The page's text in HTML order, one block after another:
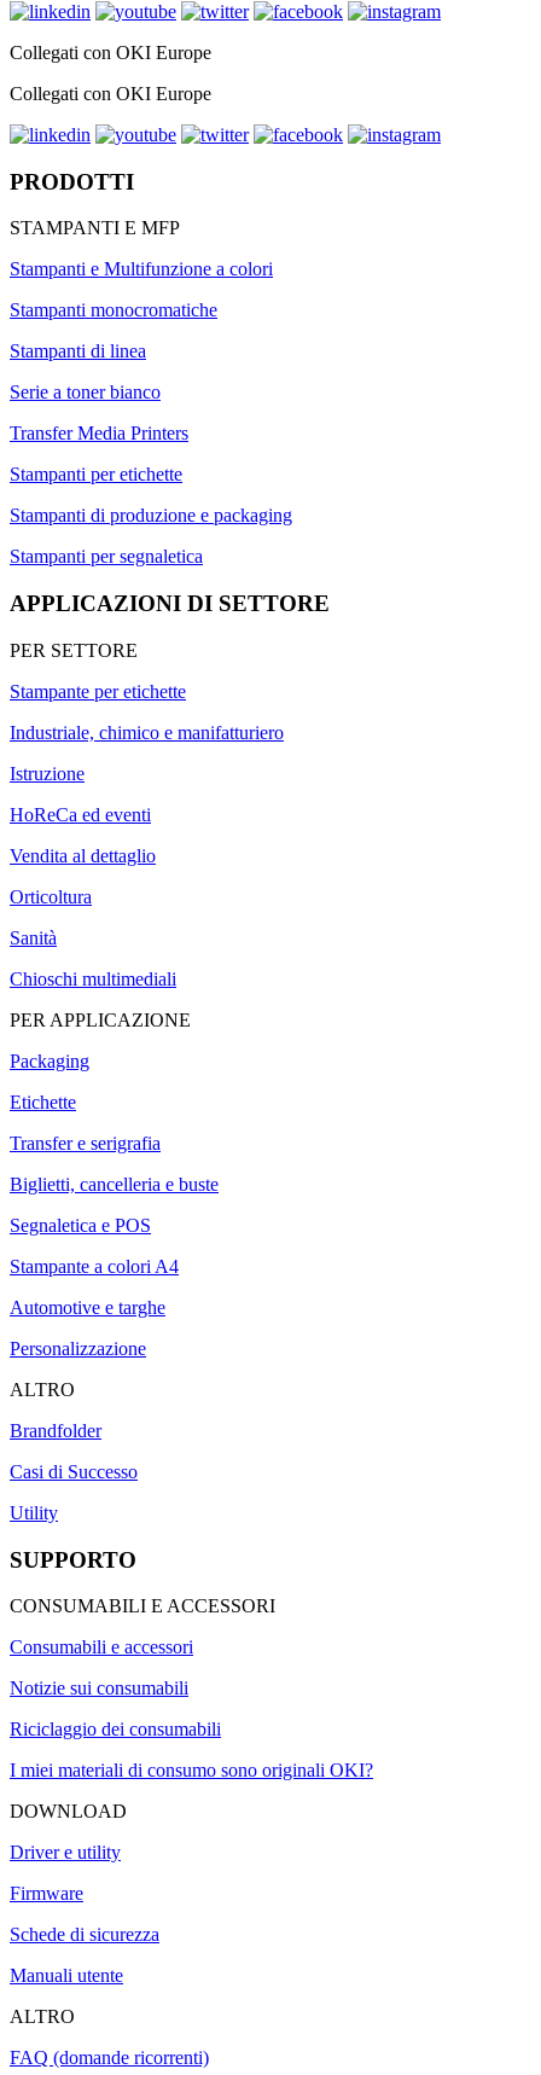
Collegati con OKI Europe
Collegati con OKI Europe
PRODOTTI
STAMPANTI E MFP
Stampanti e Multifunzione a colori
Stampanti monocromatiche
Stampanti di linea
Serie a toner bianco
Transfer Media Printers
Stampanti per etichette
Stampanti di produzione e packaging
Stampanti per segnaletica
APPLICAZIONI DI SETTORE
PER SETTORE
Stampante per etichette
Industriale, chimico e manifatturiero
Istruzione
HoReCa ed eventi
Vendita al dettaglio
Orticoltura
Sanità
Chioschi multimediali
PER APPLICAZIONE
Packaging
Etichette
Transfer e serigrafia
Biglietti, cancelleria e buste
Segnaletica e POS
Stampante a colori A4
Automotive e targhe
Personalizzazione
ALTRO
Brandfolder
Casi di Successo
Utility
SUPPORTO
CONSUMABILI E ACCESSORI
Consumabili e accessori
Notizie sui consumabili
Riciclaggio dei consumabili
I miei materiali di consumo sono originali OKI?
DOWNLOAD
Driver e utility
Firmware
Schede di sicurezza
Manuali utente
ALTRO
FAQ (domande ricorrenti)